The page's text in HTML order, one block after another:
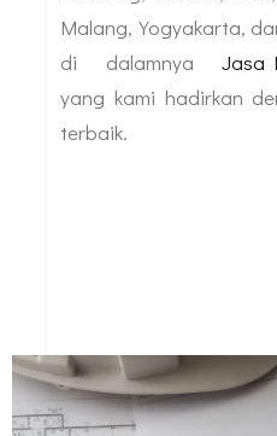
Malang, Yogyakarta,
di dalamnya Jasa
yang kami hadirkan
terbaik.